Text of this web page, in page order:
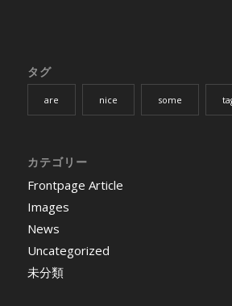
タグ
are nice some
カテゴリー
Frontpage Article
Images
News
Uncategorized
未分類